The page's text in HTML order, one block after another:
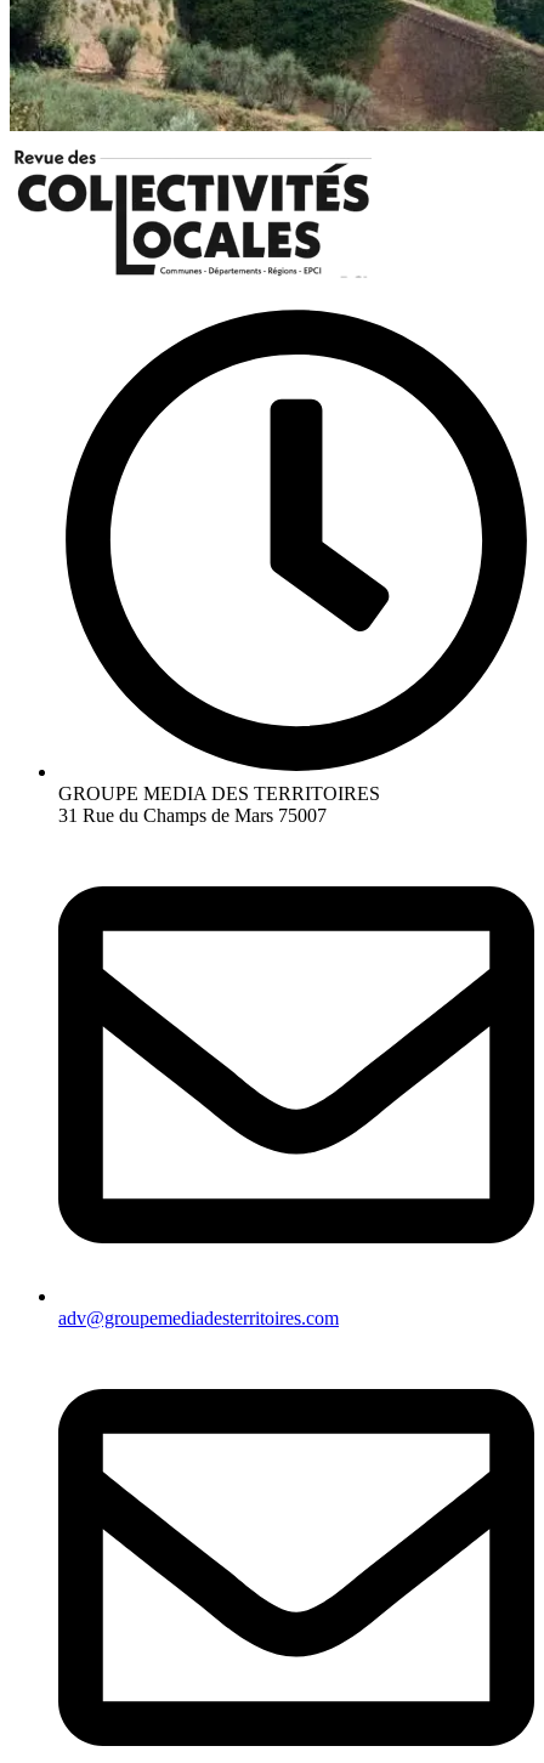
GROUPE MEDIA DES TERRITOIRES
31 Rue du Champs de Mars 75007
adv@groupemediadesterritoires.com